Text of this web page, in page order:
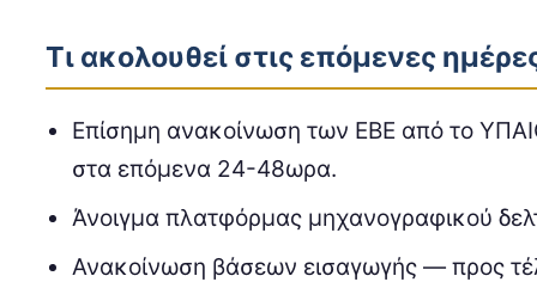
Τι ακολουθεί στις επόμενες
Επίσημη ανακοίνωση των ΕΒΕ από το
στα επόμενα 24-48ωρα.
Άνοιγμα πλατφόρμας μηχανογραφικού
Ανακοίνωση βάσεων εισαγωγής — προς